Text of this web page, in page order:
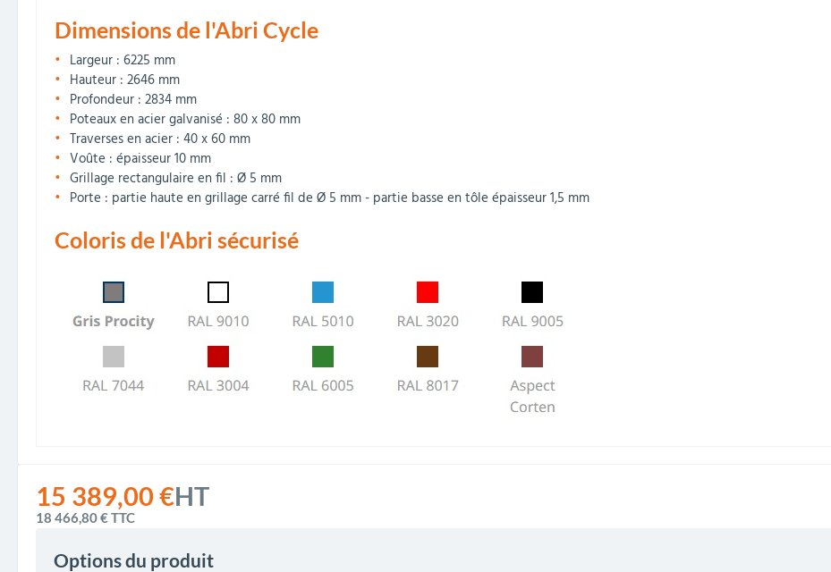
15 389,00 €HT
18 466,80 €TTC
Options du produit
Dimensions de l'Abri Cycle
Largeur : 6225 mm
Hauteur : 2646 mm
Profondeur : 2834 mm
Poteaux en acier galvanisé : 80 x 80 mm
Traverses en acier : 40 x 60 mm
Voûte : épaisseur 10 mm
Grillage rectangulaire en fil : Ø 5 mm
Porte : partie haute en grillage carré fil de Ø 5 mm - partie basse en tôle épaisseur 1,5 mm
Coloris de l'Abri sécurisé